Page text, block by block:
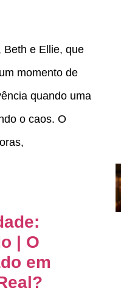
Beth e Ellie, que
momento de
quando uma
o caos. O
| O
em